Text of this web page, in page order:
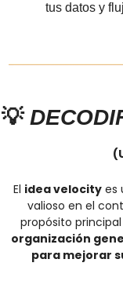
tus datos y
💡
El idea velocity es
valioso en el
propósito principal
organización
para mejorar